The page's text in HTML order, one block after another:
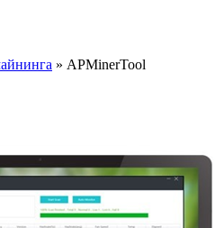
» APMinerTool